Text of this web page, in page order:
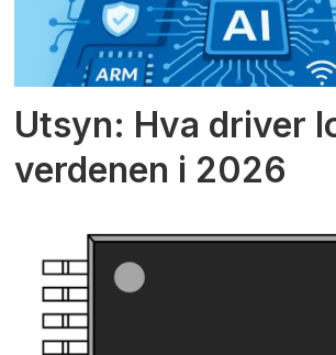
Utsyn: Hva driver
verdenen i 2026